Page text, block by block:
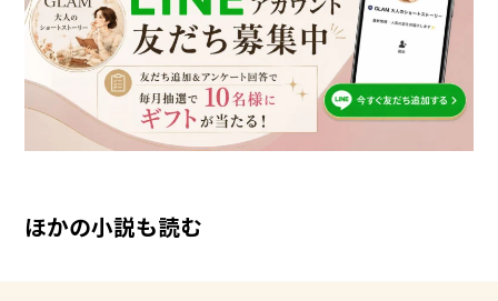
ほかの小説も読む